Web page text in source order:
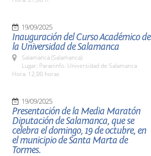
19/09/2025
Inauguración del Curso Académico de
la Universidad de Salamanca
Salamanca (Salamanca)
Lugar: Paraninfo. Universidad de Salamanca
Hora: 12,00 horas
19/09/2025
Presentación de la Media Maratón
Diputación de Salamanca, que se
celebra el domingo, 19 de octubre, en
el municipio de Santa Marta de
Tormes.